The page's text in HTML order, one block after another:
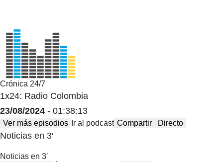
Crónica 24/7
1x24: Radio Colombia
23/08/2024 - 01:38:13
Ver más episodios Ir al podcast Compartir Directo
Noticias en 3′
Noticias en 3′